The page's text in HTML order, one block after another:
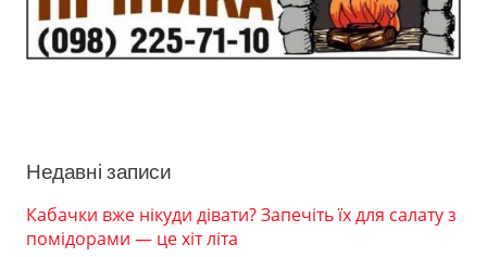
Недавні записи
Кабачки вже нікуди дівати? Запечіть їх для салату з
помідорами — це хіт літа